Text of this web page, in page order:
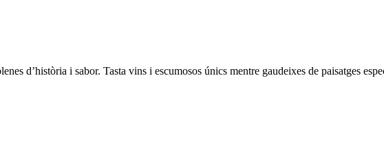
d’història i sabor. Tasta vins i escumosos únics mentre gaudeixes de paisatges